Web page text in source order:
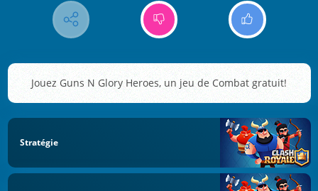
Jouez Guns N Glory Heroes, un jeu de Combat gratuit!
Stratégie